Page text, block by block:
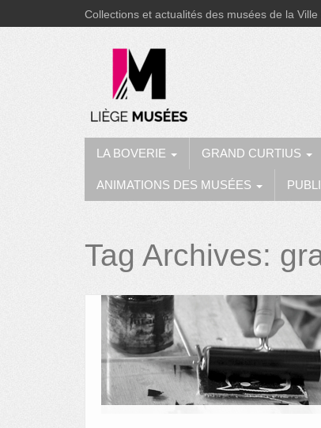
Collections et actualités des musées de la Ville
LA BOVERIE GRAND CURTIUS
ANIMATIONS DES MUSÉES
Tag Archives: